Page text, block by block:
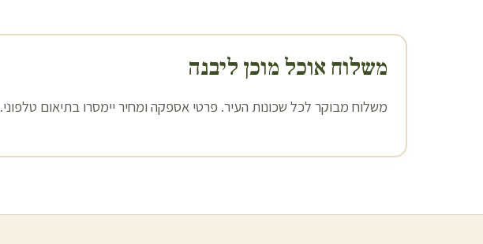
משלוח אוכל מוכן ליבנה
משלוח מבוקר לכל שכונות העיר. פרטי אספקה ומחיר יימסרו בתיאום טלפוני.